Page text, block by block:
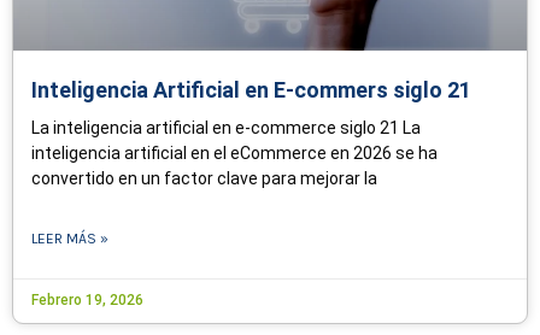
Inteligencia Artificial en E-commers siglo 21
La inteligencia artificial en e-commerce siglo 21 La
inteligencia artificial en el eCommerce en 2026 se ha
convertido en un factor clave para mejorar la
LEER MÁS »
Febrero 19, 2026